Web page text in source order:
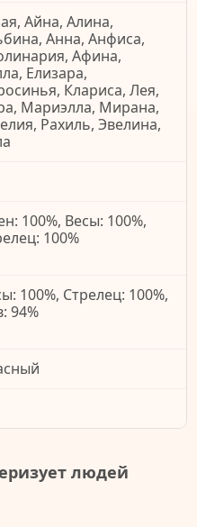
Айна, Алина,
Анна, Анфиса,
Афина,
Елизара,
Клариса, Лея,
Мариэлла, Мирана,
Рахиль, Эвелина,
100%, Весы: 100%,
100%
100%, Стрелец: 100%,
94%
людей